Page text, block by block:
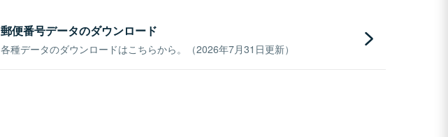
郵便番号データのダウンロード
各種データのダウンロードはこちらから。（2026年7月31日更新）